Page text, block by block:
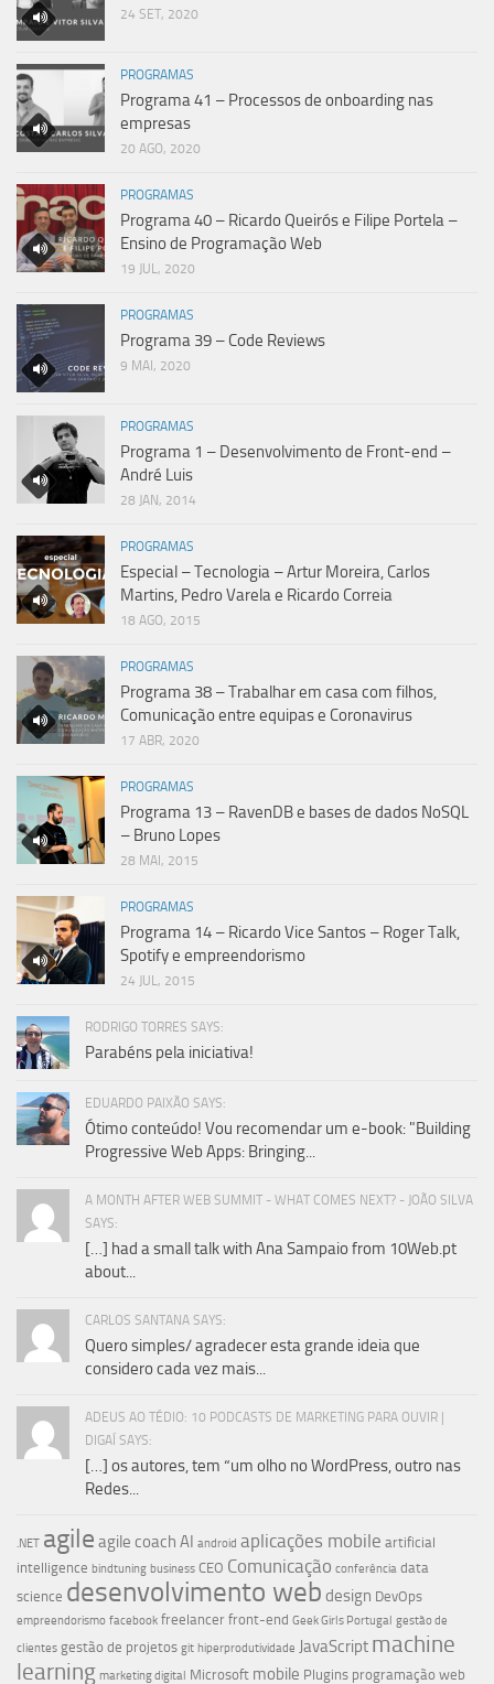
24 SET, 2020
PROGRAMAS
Programa 41 – Processos de onboarding nas
empresas
20 AGO, 2020
PROGRAMAS
Programa 40 – Ricardo Queirós e Filipe Portela –
Ensino de Programação Web
19 JUL, 2020
PROGRAMAS
Programa 39 – Code Reviews
9 MAI, 2020
PROGRAMAS
Programa 1 – Desenvolvimento de Front-end –
André Luis
28 JAN, 2014
PROGRAMAS
Especial – Tecnologia – Artur Moreira, Carlos
Martins, Pedro Varela e Ricardo Correia
18 AGO, 2015
PROGRAMAS
Programa 38 – Trabalhar em casa com filhos,
Comunicação entre equipas e Coronavirus
17 ABR, 2020
PROGRAMAS
Programa 13 – RavenDB e bases de dados NoSQL
– Bruno Lopes
28 MAI, 2015
PROGRAMAS
Programa 14 – Ricardo Vice Santos – Roger Talk,
Spotify e empreendorismo
24 JUL, 2015
RODRIGO TORRES SAYS:
Parabéns pela iniciativa!
EDUARDO PAIXÃO SAYS:
Ótimo conteúdo! Vou recomendar um e-book: "Building
Progressive Web Apps: Bringing...
A MONTH AFTER WEB SUMMIT - WHAT COMES NEXT? - JOÃO SILVA
SAYS:
[…] had a small talk with Ana Sampaio from 10Web.pt
about...
CARLOS SANTANA SAYS:
Quero simples/ agradecer esta grande ideia que
considero cada vez mais...
ADEUS AO TÉDIO: 10 PODCASTS DE MARKETING PARA OUVIR |
DIGAÍ SAYS:
[…] os autores, tem “um olho no WordPress, outro nas
Redes...
.NET agile agile coach AI android aplicações mobile artificial
intelligence bindtuning business CEO Comunicação conferência data
science desenvolvimento web design DevOps
empreendorismo facebook freelancer front-end Geek Girls Portugal gestão de
clientes gestão de projetos git hiperprodutividade JavaScript machine
learning marketing digital Microsoft mobile Plugins programação web